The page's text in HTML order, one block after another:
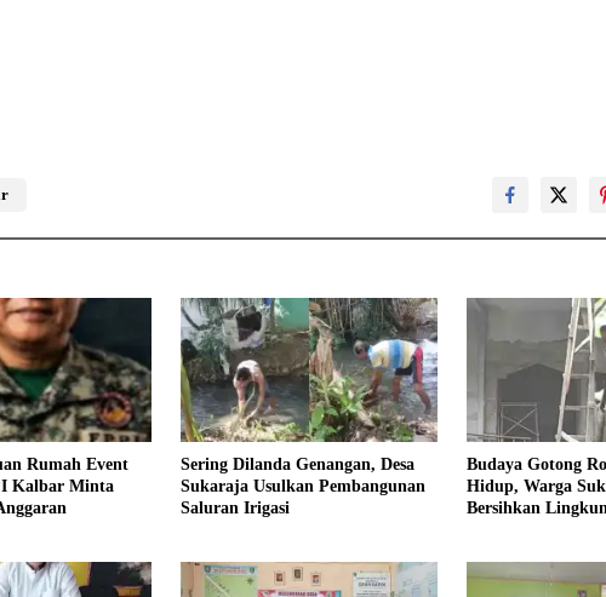
Rumah Event
Kalbar Minta
Sering Dilanda Genangan, Desa
Sukaraja Usulkan Pembangunan
Saluran Irigasi
Budaya Gotong
Hidup, Warga
Bersihkan